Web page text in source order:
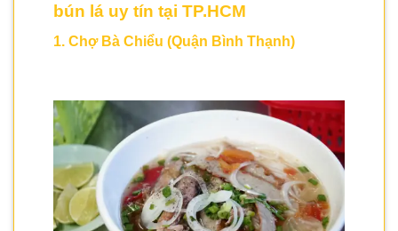
bún lá uy tín tại TP.HCM
1. Chợ Bà Chiểu (Quận Bình Thạnh)